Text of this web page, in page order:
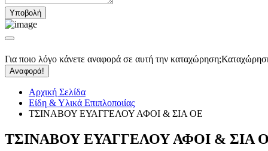
Για ποιο λόγο κάνετε αναφορά σε αυτή την καταχώρηση;
Αναφορά!
Αρχική Σελίδα
Είδη & Υλικά Επιπλοποιίας
ΤΣΙΝΑΒΟΥ ΕΥΑΓΓΕΛΟΥ ΑΦΟΙ & ΣΙΑ ΟΕ
ΤΣΙΝΑΒΟΥ ΕΥΑΓΓΕΛΟΥ ΑΦΟΙ & ΣΙΑ